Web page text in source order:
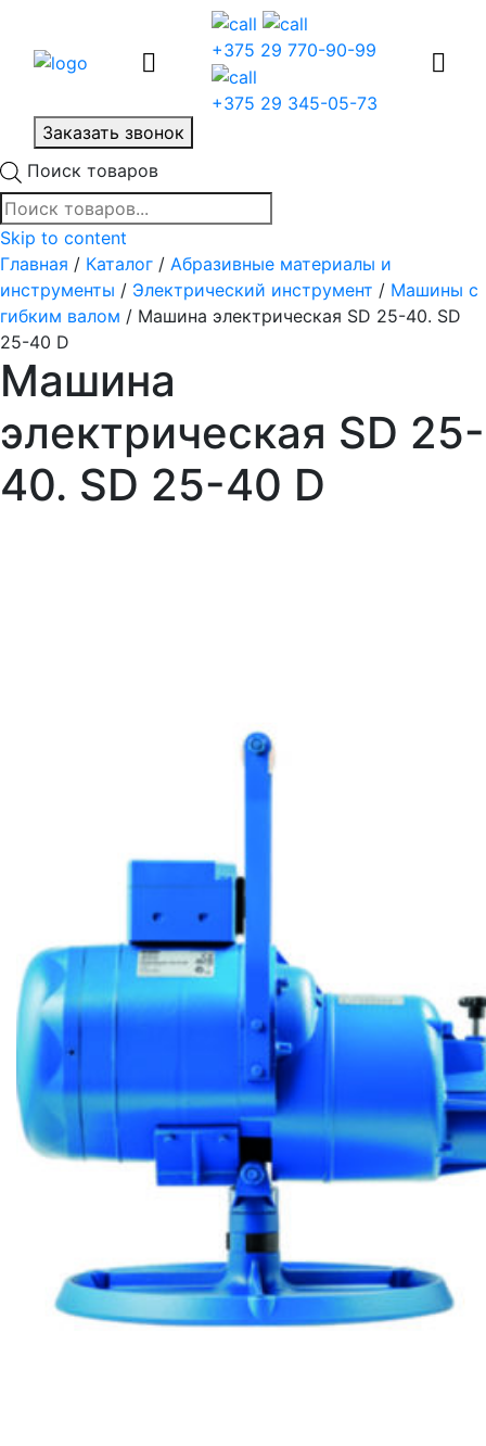
+375 29 770-90-99
+375 29 345-05-73
Заказать звонок
Поиск товаров
Skip to content
Главная / Каталог / Абразивные материалы и
инструменты / Электрический инструмент / Машины с
гибким валом / Машина электрическая SD 25-40. SD
25-40 D
Машина
электрическая SD 25-
40. SD 25-40 D